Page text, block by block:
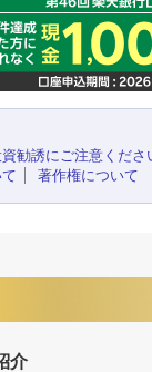
資勧誘にご注意くださ
著作権について
介